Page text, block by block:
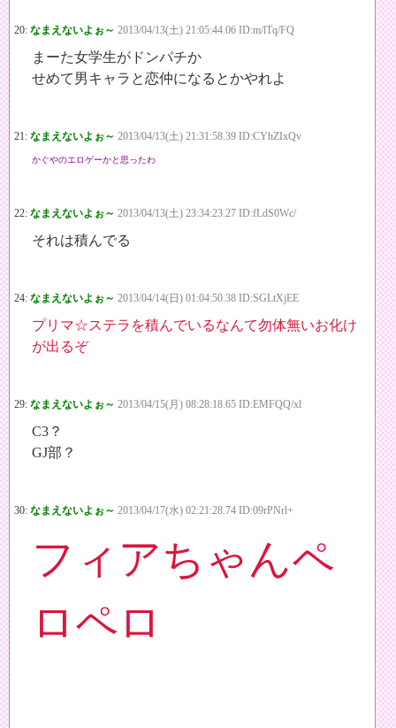
20: なまえないよぉ～ 2013/04/13(土) 21:05:44.06 ID:m/lTq/FQ
まーた女学生がドンパチか
せめて男キャラと恋仲になるとかやれよ
21: なまえないよぉ～ 2013/04/13(土) 21:31:58.39 ID:CYhZIxQv
かぐやのエロゲーかと思ったわ
22: なまえないよぉ～ 2013/04/13(土) 23:34:23.27 ID:fLdS0Wc/
それは積んでる
24: なまえないよぉ～ 2013/04/14(日) 01:04:50.38 ID:SGLtXjEE
プリマ☆ステラを積んでいるなんて勿体無いお化け
が出るぞ
29: なまえないよぉ～ 2013/04/15(月) 08:28:18.65 ID:EMFQQ/xl
C3？
GJ部？
30: なまえないよぉ～ 2013/04/17(水) 02:21:28.74 ID:09rPNrl+
フィアちゃんペ
ロペロ